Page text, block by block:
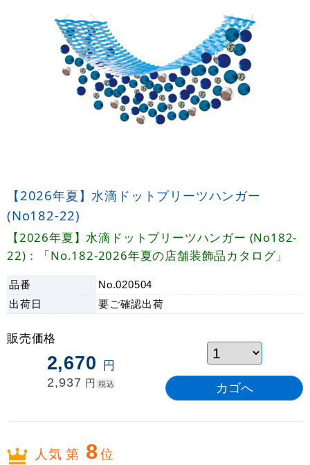
【2026年夏】水滴ドットプリーツハンガー
(No182-22)
【2026年夏】水滴ドットプリーツハンガー (No182-
22)：「No.182-2026年夏の店舗装飾品カタログ」
品番 No.020504
出荷日 要ご確認出荷
販売価格
2,670 円
2,937 円 税込
人気 第 8位